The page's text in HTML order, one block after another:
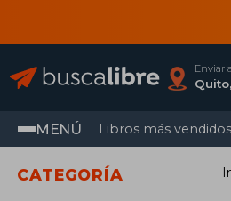
Enviar a
MENÚ Libros más vendidos
CATEGORÍA